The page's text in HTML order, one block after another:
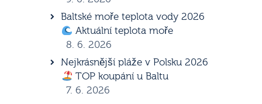
Baltské moře teplota vody 2026
Aktuální teplota moře
8. 6. 2026
Nejkrásnější pláže v Polsku 2026
TOP koupání u Baltu
7. 6. 2026